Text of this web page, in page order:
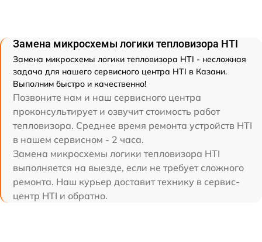
Замена микросхемы логики тепловизора HTI
Замена микросхемы логики тепловизора HTI - несложная
задача для нашего сервисного центра HTI в Казани.
Выполним быстро и качественно!
Позвоните нам и наш сервисного центра
проконсультирует и озвучит стоимость работ
тепловизора. Среднее время ремонта устройств HTI
в нашем сервисном - 2 часа.
Замена микросхемы логики тепловизора HTI
выполняется на выезде, если не требует сложного
ремонта. Наш курьер доставит технику в сервис-
центр HTI и обратно.